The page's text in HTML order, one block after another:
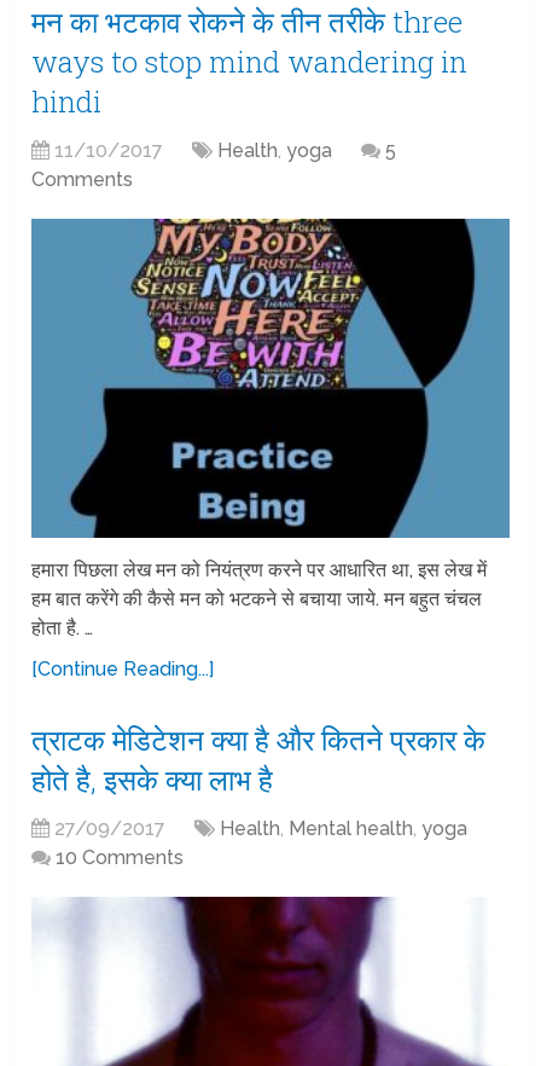
मन का भटकाव रोकने के तीन तरीके three
ways to stop mind wandering in
hindi
11/10/2017 Health, yoga
5
Comments
हमारा पिछला लेख मन को नियंत्रण करने पर आधारित था, इस लेख में
हम बात करेंगे की कैसे मन को भटकने से बचाया जाये. मन बहुत चंचल
होता है. …
[Continue Reading...]
त्राटक मेडिटेशन क्या है और कितने प्रकार के
होते है, इसके क्या लाभ है
27/09/2017 Health, Mental health, yoga
10 Comments